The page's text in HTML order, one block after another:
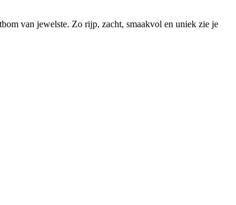
van jewelste. Zo rijp, zacht, smaakvol en uniek zie je